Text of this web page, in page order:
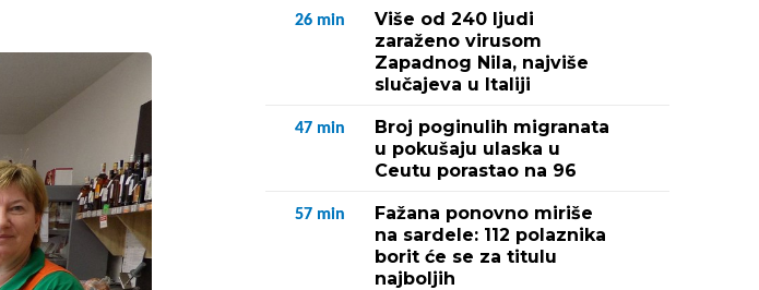
26 min
Više od 240 ljudi
zaraženo virusom
Zapadnog Nila, najviše
slučajeva u Italiji
47 min
Broj poginulih migranata
u pokušaju ulaska u
Ceutu porastao na 96
57 min
Fažana ponovno miriše
na sardele: 112 polaznika
borit će se za titulu
najboljih